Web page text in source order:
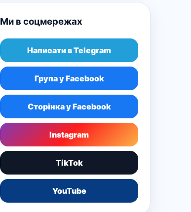
Ми в соцмережах
Написати в Telegram
Група у Facebook
Сторінка у Facebook
Instagram
TikTok
YouTube